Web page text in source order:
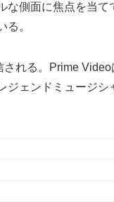
側面に焦点を当て
。
れる。Prime
ェンドミュージシ